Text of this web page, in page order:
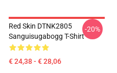
Red Skin DTNK2805
Sanguisugabogg T-Shirt
€ 24,38 - € 28,06
-20%